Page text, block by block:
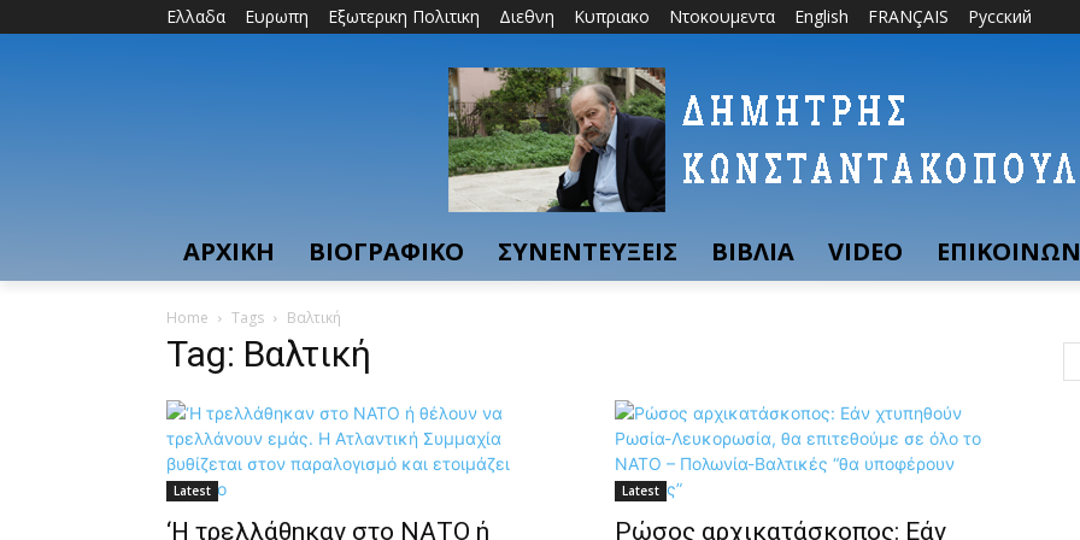
Ελλαδα Ευρωπη Εξωτερικη Πολιτικη Διεθνη Κυπριακο Ντοκουμεντα English FRANÇAIS Русский
ΑΡΧΙΚΗ ΒΙΟΓΡΑΦΙΚΟ ΣΥΝΕΝΤΕΥΞΕΙΣ ΒΙΒΛΙΑ VIDEO
Home Tags Βαλτική
Tag: Βαλτική
Latest
‘Η τρελλάθηκαν στο ΝΑΤΟ ή
Latest
Ρώσος αρχικατάσκοπος: Εάν